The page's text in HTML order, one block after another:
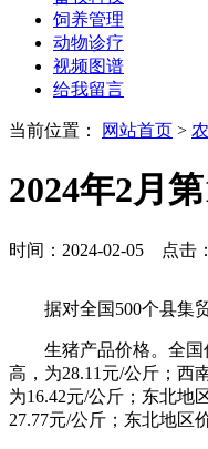
饲养管理
动物诊疗
视频图谱
给我留言
当前位置： 网站首页 >
2024年2月
时间：2024-02-05 点击：
据对全国500个县集
生猪产品价格。全
高，为28.11元/公斤；西
为16.42元/公斤；东北地
27.77元/公斤；东北地区